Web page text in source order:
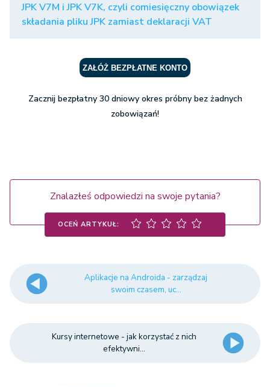
JPK V7M i JPK V7K, czyli comiesięczny obowiązek
składania pliku JPK zamiast deklaracji VAT
ZAŁÓŻ BEZPŁATNE KONTO
Zacznij bezpłatny 30 dniowy okres próbny bez żadnych
zobowiązań!
Znalazłeś odpowiedzi na swoje pytania?
OCEŃ ARTYKUŁ:
Aplikacje na Androida - zarządzaj
swoim czasem, uc...
Kursy internetowe - jak korzystać z nich
efektywni...